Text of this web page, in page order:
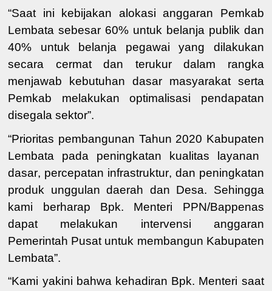
“Saat ini kebijakan alokasianggaran Pemkab
Lembata sebesar 60% untuk belanja publik dan
40% untuk belanja pegawaiyang dilakukan
secara cermat dan terukur dalam rangka
menjawab kebutuhan dasar masyarakat serta
Pemkab melakukan
optimalisasi pendapatan
disegalasektor”.
“Prioritas pembangunan Tahun 2020 Kabupaten
Lembata pada peningkatan kualitas layanan
dasar, percepatan infrastruktur, dan peningkatan
produk unggulan daerah dan Desa.
Sehingga
kami berharap Bpk. Menteri PPN/Bappenas
dapat melakukan intervensi anggaran
Pemerintah Pusat untuk membangun Kabupaten
Lembata”.
“Kami yakini bahwa kehadiran Bpk. Menteri saat